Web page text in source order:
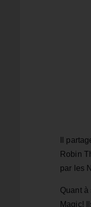
Il
Robin
par les
Quant
Magic!